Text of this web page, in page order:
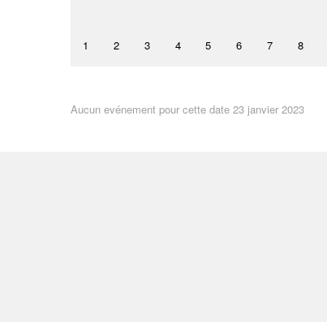
1 2 3 4 5 6 7 8
Aucun evénement pour cette date 23 janvier 2023